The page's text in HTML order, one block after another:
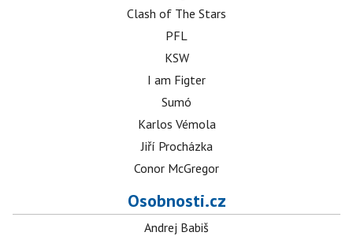
Clash of The Stars
PFL
KSW
I am Figter
Sumó
Karlos Vémola
Jiří Procházka
Conor McGregor
Osobnosti.cz
Andrej Babiš